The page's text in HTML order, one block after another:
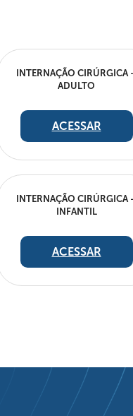
INTERNAÇÃO CIRÚRGICA
ADULTO
ACESSAR
INTERNAÇÃO CIRÚRGICA
INFANTIL
ACESSAR